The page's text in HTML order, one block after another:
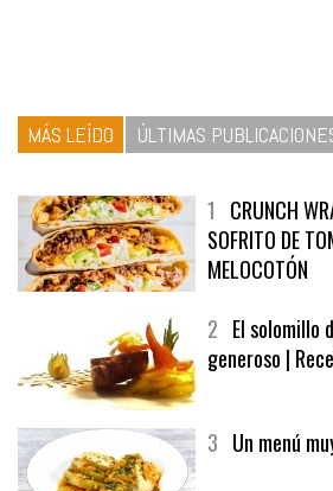
MÁS LEÍDO ÚLTIMAS
1 CRUNCH
SOFRITO DE
MELOCOTÓN
2 El solomillo
generoso |
3 Un menú